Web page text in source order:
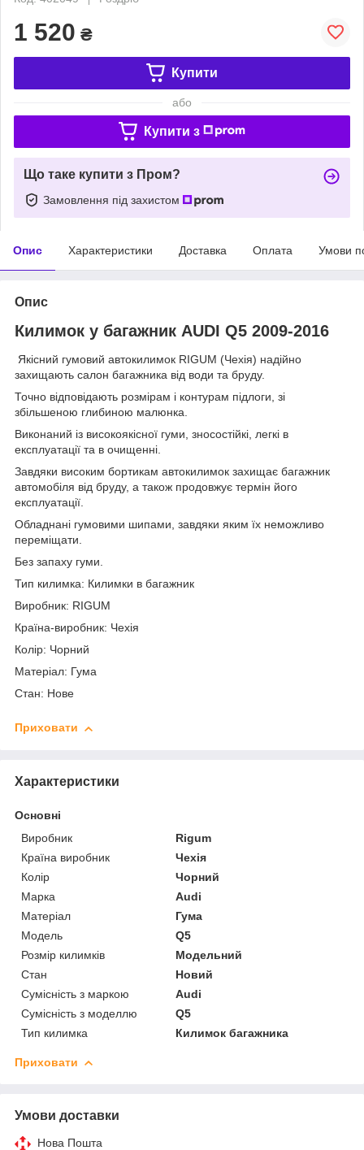
1 520 ₴
Купити
або
Купити з
Що таке купити з Пром?
Замовлення під захистом
Опис Характеристики Доставка Оплата Умови
Опис
Килимок у багажник AUDI Q5 2009-2016
Якісний гумовий автокилимок RIGUM (Чехія) надійно
захищають салон багажника від води та бруду.
Точно відповідають розмірам і контурам підлоги, зі
збільшеною глибиною малюнка.
Виконаний із високоякісної гуми, зносостійкі, легкі в
експлуатації та в очищенні.
Завдяки високим бортикам автокилимок захищає багажник
автомобіля від бруду, а також продовжує термін його
експлуатації.
Обладнані гумовими шипами, завдяки яким їх неможливо
переміщати.
Без запаху гуми.
Тип килимка: Килимки в багажник
Виробник: RIGUM
Країна-виробник: Чехія
Колір: Чорний
Матеріал: Гума
Стан: Нове
Приховати
Характеристики
Основні
Виробник
Rigum
Країна виробник
Чехія
Колір
Чорний
Марка
Audi
Матеріал
Гума
Модель
Q5
Розмір килимків
Модельний
Стан
Новий
Сумісність з маркою
Audi
Сумісність з моделлю
Q5
Тип килимка
Килимок багажника
Приховати
Умови доставки
Нова Пошта